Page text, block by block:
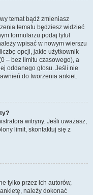
temat bądź zmieniasz
tematu będziesz widzieć
formularzu podaj tytuł
wpisać w nowym wierszu
opcji, jakie użytkownik
– bez limitu czasowego), a
oddanego głosu. Jeśli nie
do tworzenia ankiet.
witryny. Jeśli uważasz,
limit, skontaktuj się z
tylko przez ich autorów,
należy dokonać